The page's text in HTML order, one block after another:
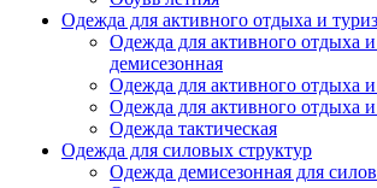
Одежда для активного отдыха и
Одежда для активного отдыха
демисезонная
Одежда для активного отдыха
Одежда для активного отдыха и
Одежда тактическая
Одежда для силовых структур
Одежда демисезонная для